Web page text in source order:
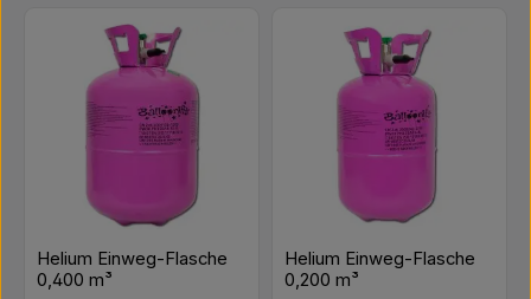
Helium Einweg-Flasche
0,400 m³
Helium Einweg-Flasche
0,200 m³